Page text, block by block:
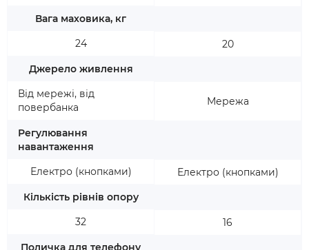
Вага маховика, кг
24
Джерело живлення
Від мережі, від
повербанка
Регулювання
навантаження
Електро (кнопками)
Кількість рівнів опору
32
Поличка для телефону
20
Мережа
Електро (кнопками)
16